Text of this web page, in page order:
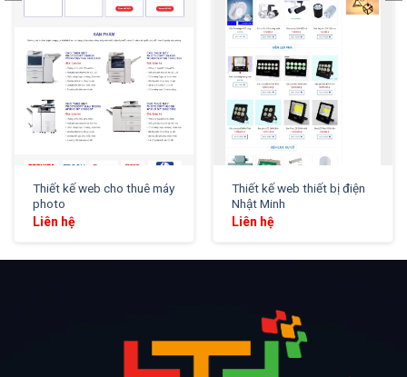
Thiết kế web cho thuê máy
photo
Liên hệ
Thiết kế web thiết bị điện
Nhật Minh
Liên hệ